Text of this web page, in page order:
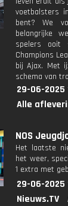
voetbalsters
bent? We
belangrijke
spelers ooit
Champions
bij Ajax. Met
schema van
29-06-2025
Alle
NOS
Het laatste
het weer,
1 extra met
29-06-2025
Nieuws.TV